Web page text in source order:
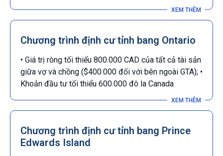
Chương trình định cư tỉnh bang Ontario
• Giá trị ròng tối thiểu 800.000 CAD của tất cả tài sản
giữa vợ và chồng ($400.000 đối với bên ngoài GTA); •
Khoản đầu tư tối thiểu 600.000 đô la Canada
Chương trình định cư tỉnh bang Prince
Edwards Island